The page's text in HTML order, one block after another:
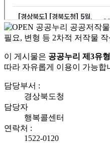
이 게시물은 공공누리 제3유
따라 자유롭게 이용이 가능합
담당부서 :
경상북도청
담당자
행복콜센터
연락처 :
1522-0120